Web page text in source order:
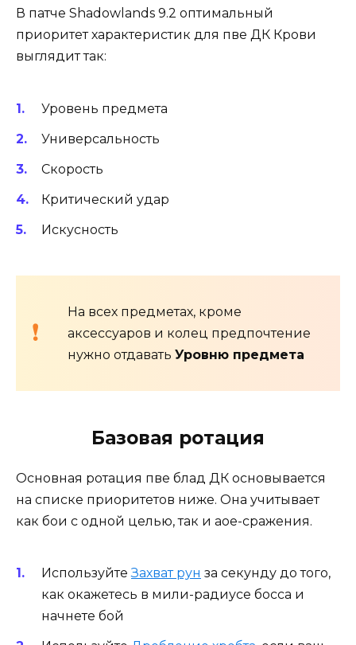
В патче Shadowlands 9.2 оптимальный
приоритет характеристик для пве ДК Крови
выглядит так:
Уровень предмета
Универсальность
Скорость
Критический удар
Искусность
На всех предметах, кроме
аксессуаров и колец предпочтение
нужно отдавать Уровню предмета
Базовая ротация
Основная ротация пве блад ДК основывается
на списке приоритетов ниже. Она учитывает
как бои с одной целью, так и аое-сражения.
ИспользуйтеЗахват рун за секунду до того,
как окажетесь в мили-радиусе босса и
начнете бой